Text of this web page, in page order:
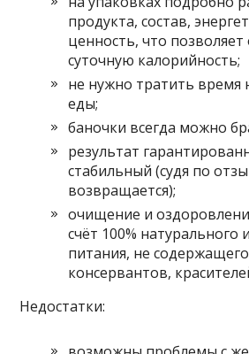
продукта, состав,
ценность, что позволяет
суточную калорийность;
не нужно тратить время
еды;
баночки всегда можно
результат
стабильный (судя по
возвращается);
очищение и
счёт 100% натурального
питания, не
консервантов,
Недостатки: